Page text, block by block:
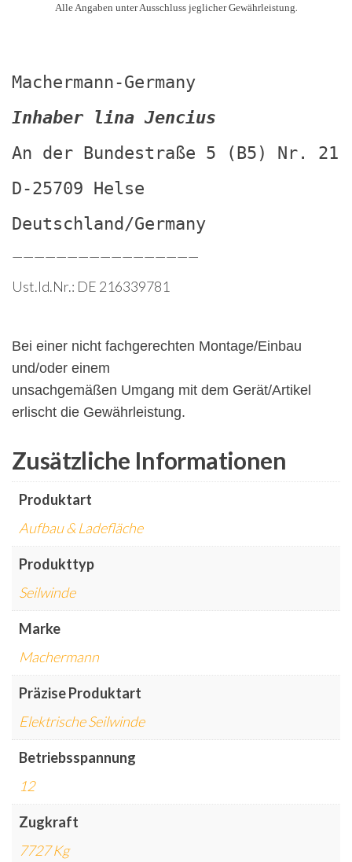
Alle Angaben unter Ausschluss jeglicher Gewährleistung.
Machermann-Germany
Inhaber lina Jencius
An der Bundestraße 5 (B5) Nr. 21
D-25709 Helse
Deutschland/Germany
—————————————————
Ust.Id.Nr.: DE 216339781
Bei einer nicht fachgerechten Montage/Einbau
und/oder einem
unsachgemäßen Umgang mit dem Gerät/Artikel
erlischt die Gewährleistung.
Zusätzliche Informationen
Produktart
Aufbau & Ladefläche
Produkttyp
Seilwinde
Marke
Machermann
Präzise Produktart
Elektrische Seilwinde
Betriebsspannung
12
Zugkraft
7727 Kg